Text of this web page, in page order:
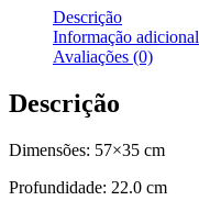
Descrição
Informação adicional
Avaliações (0)
Descrição
Dimensões: 57×35 cm
Profundidade: 22.0 cm